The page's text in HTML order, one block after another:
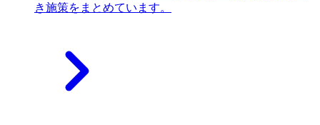
き施策をまとめています。